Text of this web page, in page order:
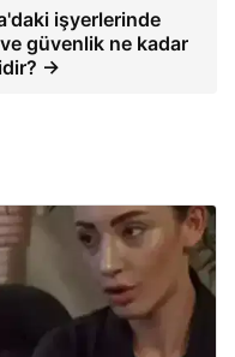
işyerlerinde
güvenlik ne kadar
→